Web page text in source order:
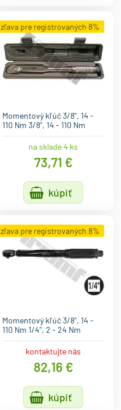
zľava pre registrovaných 8%
Momentový kľúč 3/8", 14 -
110 Nm 3/8", 14 - 110 Nm
na sklade 4 ks
73,71 €
kúpiť
zľava pre registrovaných 8%
Momentový kľúč 3/8", 14 -
110 Nm 1/4", 2 - 24 Nm
kontaktujte nás
82,16 €
kúpiť